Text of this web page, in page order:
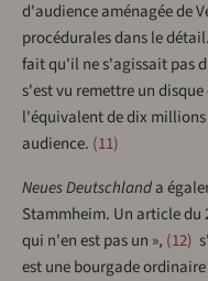
d'audience aménagée de
procédurales dans le
fait qu'il ne s'agissait pas
s'est vu remettre un
l'équivalent de dix
audience. 11
Neues Deutschlanda
Stammheim. Un article du
qui n'en est pas un », 12
est une bourgade